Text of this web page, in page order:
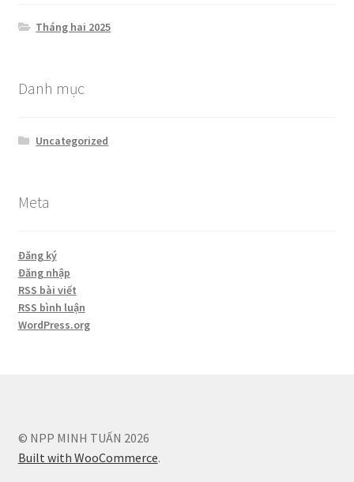
Tháng hai 2025
Danh mục
Uncategorized
Meta
Đăng ký
Đăng nhập
RSS bài viết
RSS bình luận
WordPress.org
© NPP MINH TUẤN 2026
Built with WooCommerce.